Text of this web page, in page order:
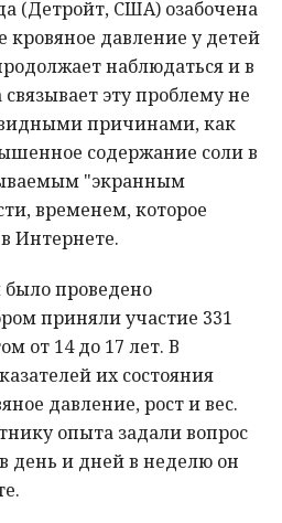
(Детройт, США) озабочена
давление у детей
наблюдаться и в
эту проблему не
причинами, как
содержание соли в
"экранным
временем, которое
Интернете.
было проведено
приняли участие 331
от 14 до 17 лет. В
их состояния
давление, рост и вес.
опыта задали вопрос
день и дней в неделю он